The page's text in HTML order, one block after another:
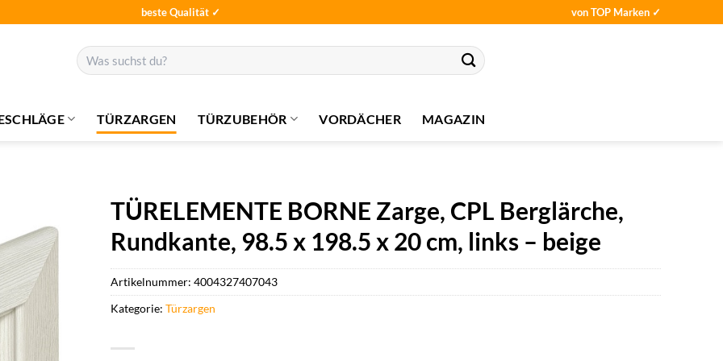
beste Qualität ✓ von TOP Marken ✓
Suchen
nach:
TÜRZARGEN TÜRZUBEHÖR VORDÄCHER MAGAZIN
TÜRELEMENTE BORNE Zarge, CPL Berglärche,
Rundkante, 98.5 x 198.5 x 20 cm, links – beige
Artikelnummer:4004327407043
Kategorie:Türzargen